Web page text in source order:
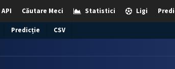
Ligi
Statistici
Căutare Meci
API
Predicție CSV